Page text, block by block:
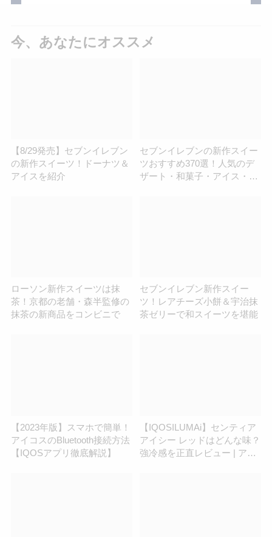
今、あなたにオススメ
【8/29発売】セブンイレブン
の新作スイーツ！ドーナツ＆
アイスを紹介
セブンイレブンの新作スイー
ツおすすめ370選！人気のデ
ザート・和菓子・アイス・ド
ローソン新作スイーツは抹
茶！京都の老舗・森半監修の
抹茶の新商品をコンビニで
セブンイレブン新作スイー
ツ！レアチーズ小餅＆宇治抹
茶ゼリーで和スイーツを堪能
【2023年版】スマホで簡単！
アイコスのBluetooth接続方法
【IQOSアプリ徹底解説】
【IQOSILUMAi】センティア
アイシー レッドはどんな味？
強冷感を正直レビュー | アイ